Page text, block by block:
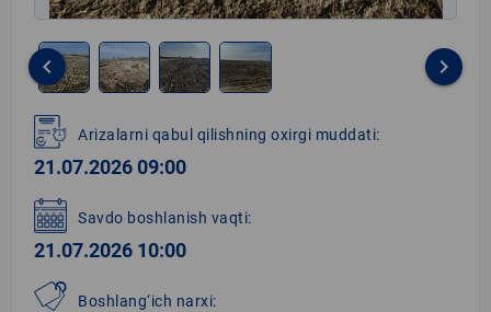
1
of
4
keyboard_arrow_left keyboard_arrow_right
Arizalarni qabul qilishning oxirgi muddati:
21.07.2026 09:00
Savdo boshlanish vaqti:
21.07.2026 10:00
Boshlang‘ich narxi: